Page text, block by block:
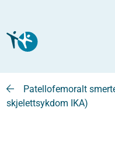
Patellofemoralt
skjelettsykdom IKA)